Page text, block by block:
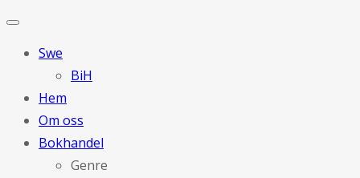
Swe
BiH
Hem
Om oss
Bokhandel
Genre